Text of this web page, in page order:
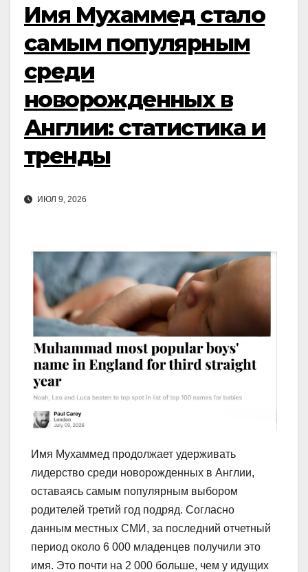
Имя Мухаммед стало
самым популярным
среди
новорожденных в
Англии: статистика и
тренды
ИЮЛ 9, 2026
Имя Мухаммед продолжает удерживать
лидерство среди новорожденных в Англии,
оставаясь самым популярным выбором
родителей третий год подряд. Согласно
данным местных СМИ, за последний отчетный
период около 6 000 младенцев получили это
имя. Это почти на 2 000 больше, чем у идущих